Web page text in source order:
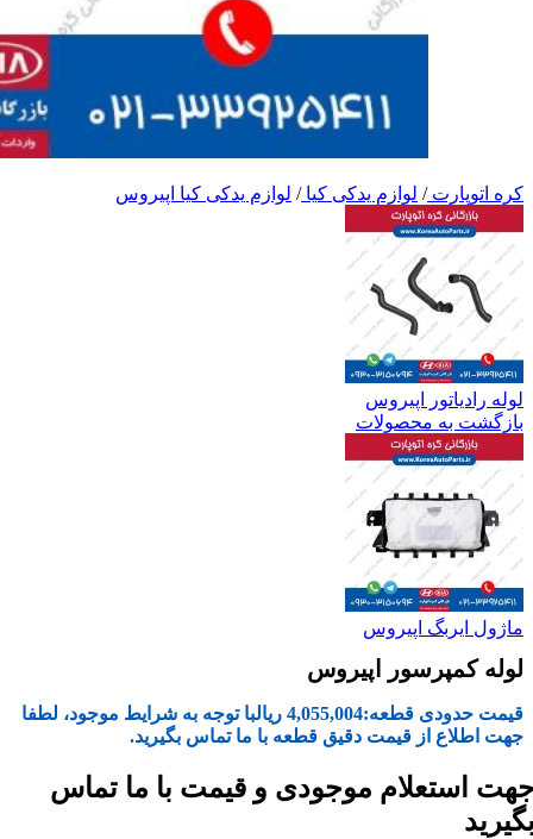
کره اتوپارت/ لوازم یدکی کیا/ لوازم یدکی کیا اپیروس
لوله رادیاتور اپیروس
بازگشت به محصولات
ماژول ایربگ اپیروس
لوله کمپرسور اپیروس
قیمت حدودی قطعه:4,055,004 ریالبا توجه به شرایط موجود، لطفا
جهت اطلاع از قیمت دقیق قطعه با ما تماس بگیرید.
استعلام موجودی و قیمت با ما تماس